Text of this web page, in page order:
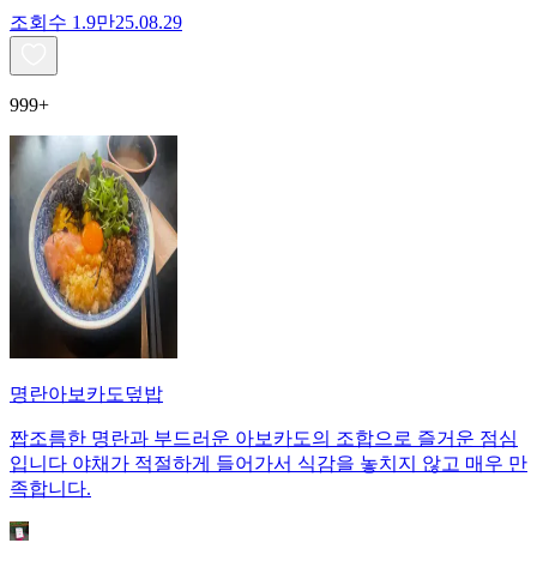
조회수 1.9만25.08.29
999+
명란아보카도덮밥
짭조름한 명란과 부드러운 아보카도의 조합으로 즐거운 점심
입니다 야채가 적절하게 들어가서 식감을 놓치지 않고 매우 만
족합니다.